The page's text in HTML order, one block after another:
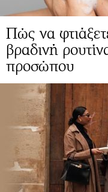
Πώς να
βραδινή
προσώπου